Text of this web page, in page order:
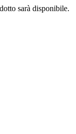
sarà disponibile.